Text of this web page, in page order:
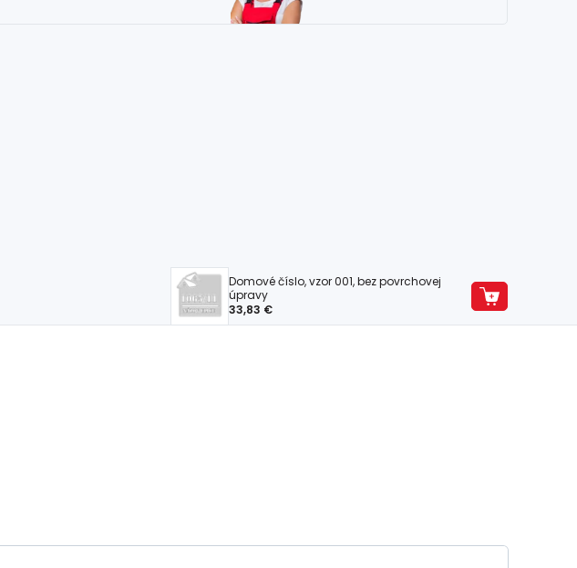
Domové číslo, vzor 001, bez povrchovej
úpravy
33,83 €